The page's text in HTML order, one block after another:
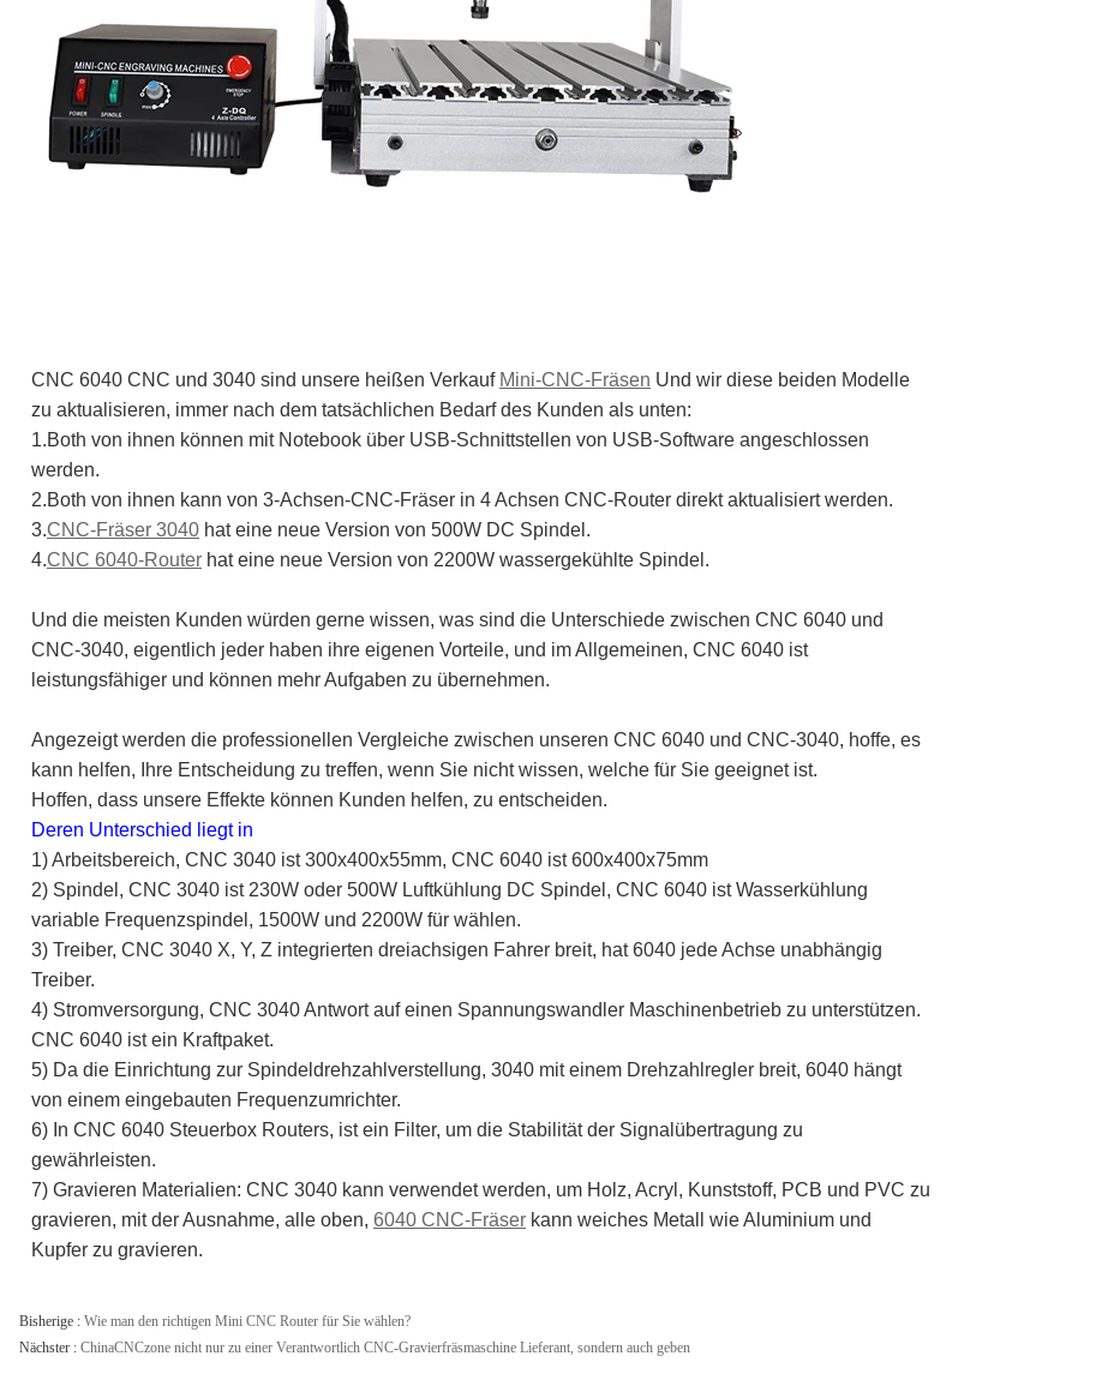
CNC 6040 CNC und 3040 sind unsere heißen Verkauf Mini-CNC-Fräsen Und wir diese beiden Modelle
zu aktualisieren, immer nach dem tatsächlichen Bedarf des Kunden als unten:
1.Both von ihnen können mit Notebook über USB-Schnittstellen von USB-Software angeschlossen
werden.
2.Both von ihnen kann von 3-Achsen-CNC-Fräser in 4 Achsen CNC-Router direkt aktualisiert werden.
3.CNC-Fräser 3040 hat eine neue Version von 500W DC Spindel.
4.CNC 6040-Router hat eine neue Version von 2200W wassergekühlte Spindel.
Und die meisten Kunden würden gerne wissen, was sind die Unterschiede zwischen CNC 6040 und
CNC-3040, eigentlich jeder haben ihre eigenen Vorteile, und im Allgemeinen, CNC 6040 ist
leistungsfähiger und können mehr Aufgaben zu übernehmen.
Angezeigt werden die professionellen Vergleiche zwischen unseren CNC 6040 und CNC-3040, hoffe, es
kann helfen, Ihre Entscheidung zu treffen, wenn Sie nicht wissen, welche für Sie geeignet ist.
Hoffen, dass unsere Effekte können Kunden helfen, zu entscheiden.
Deren Unterschied liegt in
1) Arbeitsbereich, CNC 3040 ist 300x400x55mm, CNC 6040 ist 600x400x75mm
2) Spindel, CNC 3040 ist 230W oder 500W Luftkühlung DC Spindel, CNC 6040 ist Wasserkühlung
variable Frequenzspindel, 1500W und 2200W für wählen.
3) Treiber, CNC 3040 X, Y, Z integrierten dreiachsigen Fahrer breit, hat 6040 jede Achse unabhängig
Treiber.
4) Stromversorgung, CNC 3040 Antwort auf einen Spannungswandler Maschinenbetrieb zu unterstützen.
CNC 6040 ist ein Kraftpaket.
5) Da die Einrichtung zur Spindeldrehzahlverstellung, 3040 mit einem Drehzahlregler breit, 6040 hängt
von einem eingebauten Frequenzumrichter.
6) In CNC 6040 Steuerbox Routers, ist ein Filter, um die Stabilität der Signalübertragung zu
gewährleisten.
7) Gravieren Materialien: CNC 3040 kann verwendet werden, um Holz, Acryl, Kunststoff, PCB und PVC zu
gravieren, mit der Ausnahme, alle oben, 6040 CNC-Fräser kann weiches Metall wie Aluminium und
Kupfer zu gravieren.
Bisherige : Wie man den richtigen Mini CNC Router für Sie wählen?
Nächster : ChinaCNCzone nicht nur zu einer Verantwortlich CNC-Gravierfräsmaschine Lieferant, sondern auch geben